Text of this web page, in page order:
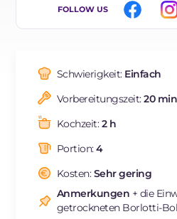
FR
BR
NL
FOLLOW US
Schwierigkeit: Einfach
Vorbereitungszeit:20 min
Kochzeit:2 h
Portion:4
Kosten:Sehr gering
Anmerkungen + die
getrockneten Borlotti-